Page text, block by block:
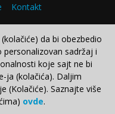
Kontakt
da bi obezbedio
sadržaj i
koje sajt ne bi
ja (kolačića). Daljim
(Kolačiće). Saznajte više
ovde.